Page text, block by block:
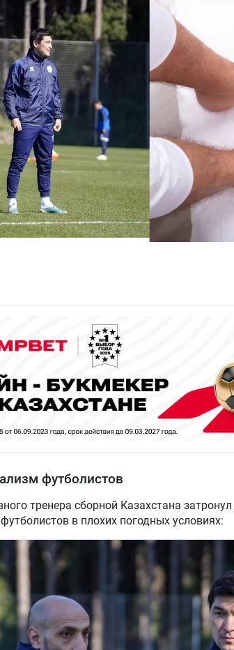
футболистов
тренера сборной Казахстана затронул
в плохих погодных условиях: